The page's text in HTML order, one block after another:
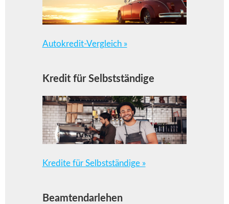
Autokredit-Vergleich »
Kredit für Selbstständige
Kredite für Selbstständige »
Beamtendarlehen